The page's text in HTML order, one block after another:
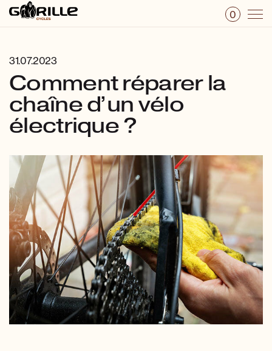
0
31.07.2023
Comment réparer la
chaîne d’un vélo
électrique ?